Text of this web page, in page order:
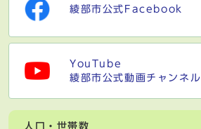
綾部市公式Facebook
YouTube
綾部市公式動画チャンネル
人口・世帯数